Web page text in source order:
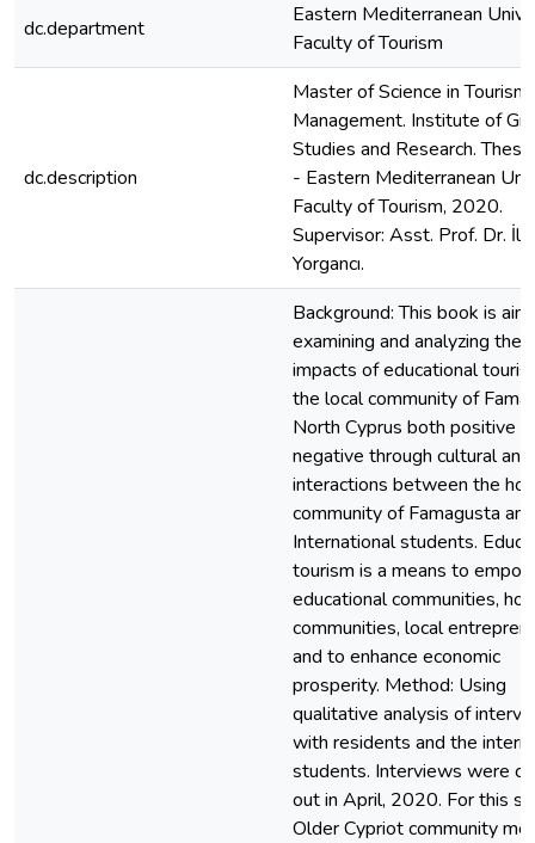
dc.department
Eastern Mediterranean
Faculty of Tourism
dc.description
Master of Science in Tourism
Management. Institute of
Studies and Research.
- Eastern Mediterranean
Faculty of Tourism, 2020.
Supervisor: Asst. Prof. Dr.
Yorgancı.
Background: This book is
examining and analyzing the
impacts of educational
the local community of
North Cyprus both positive
negative through cultural
interactions between the
community of Famagusta and
International students.
tourism is a means to
educational communities,
communities, local
and to enhance economic
prosperity. Method: Using
qualitative analysis of
with residents and the
students. Interviews were
out in April, 2020. For this
Older Cypriot community